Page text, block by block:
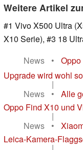
Weitere Artikel
#1 Vivo X500 Ultra
X10 Serie), #3 18
News
•
Upgrade wird wohl
|
News
•
Alle
Oppo Find X10 und
|
News
•
Leica-Kamera-